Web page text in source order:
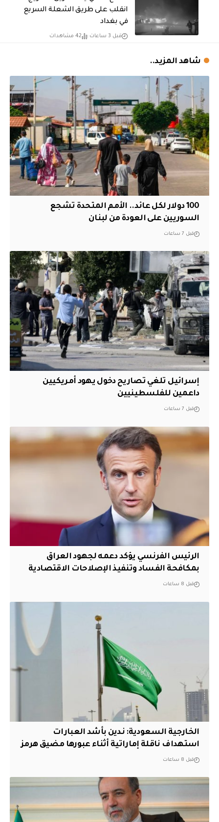
انقلب على طريق الشعلة السريع
في بغداد
قبل 3 ساعات 42 مشاهدات
شاهد المزيد..
100 دولار لكل عائد.. الأمم المتحدة تشجع
السوريين على العودة من لبنان
قبل 7 ساعات
إسرائيل تلغي تصاريح دخول يهود أمريكيين
داعمين للفلسطينيين
قبل 7 ساعات
الرئيس الفرنسي يؤكد دعمه لجهود العراق
بمكافحة الفساد وتنفيذ الإصلاحات الاقتصادية
قبل 8 ساعات
‏الخارجية السعودية: ندين بأشد العبارات
استهداف ناقلة إماراتية أثناء عبورها مضيق هرمز
قبل 8 ساعات